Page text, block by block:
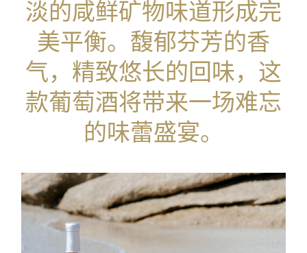
淡的咸鲜矿物味道形成完
美平衡。馥郁芬芳的香
气，精致悠长的回味，这
款葡萄酒将带来一场难忘
的味蕾盛宴。